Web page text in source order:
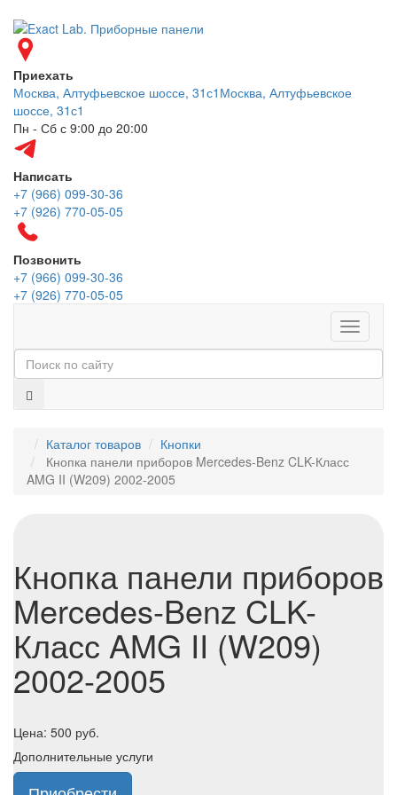
Приехать
Москва, Алтуфьевское шоссе, 31с1 Москва, Алтуфьевское
шоссе, 31с1
Пн - Сб с 9:00 до 20:00
Написать
+7 (966) 099-30-36
+7 (926) 770-05-05
Позвонить
+7 (966) 099-30-36
+7 (926) 770-05-05
Меню
Каталог товаров
Кнопки
Кнопка панели приборов Mercedes-Benz CLK-Класс
AMG II (W209) 2002-2005
Кнопка панели приборов
Mercedes-Benz CLK-
Класс AMG II (W209)
2002-2005
Цена: 500 руб.
Дополнительные услуги